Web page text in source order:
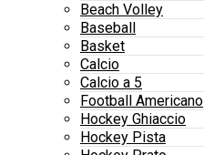
Beach Volley
Baseball
Basket
Calcio
Calcio a 5
Football Americano
Hockey Ghiaccio
Hockey Pista